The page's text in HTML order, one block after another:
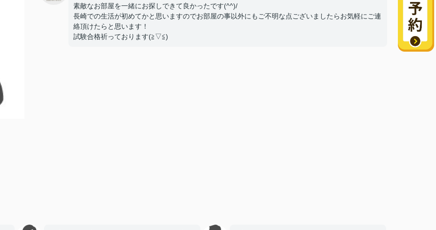
素敵なお部屋を一緒にお探しできて良かったです(^^)/
長崎での生活が初めてかと思いますのでお部屋の事以外にもご不明な点ございましたらお気軽にご連
絡頂けたらと思います！
試験合格祈っております(≧▽≦)